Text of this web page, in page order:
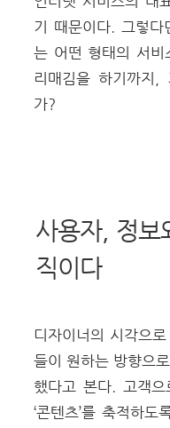
기 때문이다. 그렇
는 어떤 형태의 서
리매김을 하기까지
가?
사용자, 정보
직이다
디자이너의 시각으
들이 원하는 방향으
했다고 본다. 고객
‘콘텐츠’를 축적하